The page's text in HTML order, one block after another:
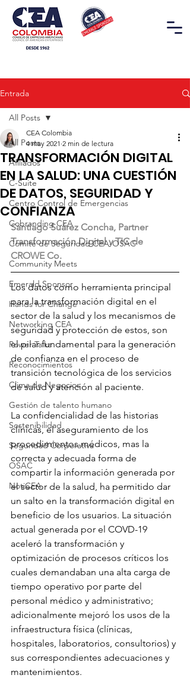
Entrada
All Posts
Afiliados
C-Suite
Centro Control de Emergencias
Cobranding CEA
Comité de Seguridad CEA-OSAC
Community Meets
Emerald Sponsor
Hands for Change
Networking CEA
Power Talks
Reconocimientos
Clima de Negocios
Gestión de talento humano
Sostenibilidad
Seguridad Corporativa
OSAC
NotiCEA
All Posts
TRANSFORMACIÓN DIGITAL
EN LA SALUD: UNA CUESTIÓN
DE DATOS, SEGURIDAD Y
CONFIANZA
CEA Colombia
4 may 2021 2 min de lectura
Santiago Suárez Concha, Partner
Transformación Digital y TIC de
CROWE Co.
Los datos como herramienta principal
para la transformación digital en el
sector de la salud y los mecanismos de
seguridad y protección de estos, son
el pilar fundamental para la generación
de confianza en el proceso de
transición tecnológica de los servicios
de salud y atención al paciente.
La confidencialidad de las historias
clínicas, el aseguramiento de los
procedimientos médicos, mas la
correcta y adecuada forma de
compartir la información generada por
el sector de la salud, ha permitido dar
un salto en la transformación digital en
beneficio de los usuarios. La situación
actual generada por el COVD-19
aceleró la transformación y
optimización de procesos críticos los
cuales demandaban una alta carga de
tiempo operativo por parte del
personal médico y administrativo;
adicionalmente mejoró los usos de la
infraestructura física (clínicas,
hospitales, laboratorios, consultorios) y
sus correspondientes adecuaciones y
mantenimientos.